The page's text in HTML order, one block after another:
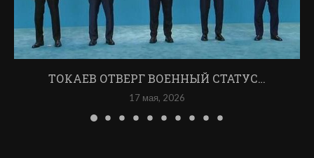
ТОКАЕВ ОТВЕРГ ВОЕННЫЙ СТАТУС…
17 мая, 2026